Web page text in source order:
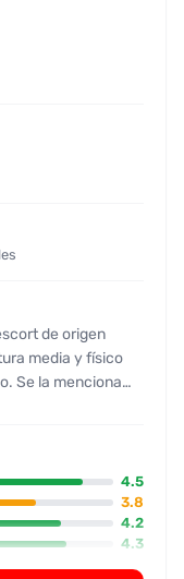
de origen
media y físico
Se la menciona
y su rostro
es amable,
una actitud
en todo
que el cliente
placer
y varias
4.5
3.8
4.2
4.3